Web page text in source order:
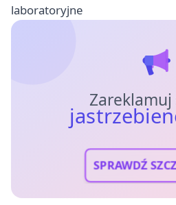
laboratoryjne
Zareklamuj
SPRAWDŹ